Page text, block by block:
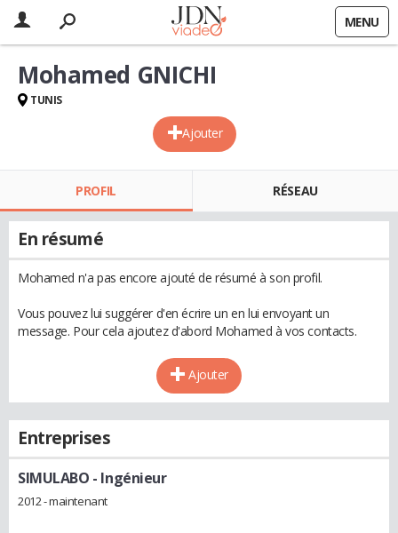
MENU
Ajouter
Mohamed GNICHI
TUNIS
PROFIL RÉSEAU
En résumé
Mohamed n'a pas encore ajouté de résumé à son profil.
Vous pouvez lui suggérer d'en écrire un en lui envoyant un
message. Pour cela ajoutez d'abord Mohamed à vos contacts.
Ajouter
Entreprises
SIMULABO - Ingénieur
2012 - maintenant